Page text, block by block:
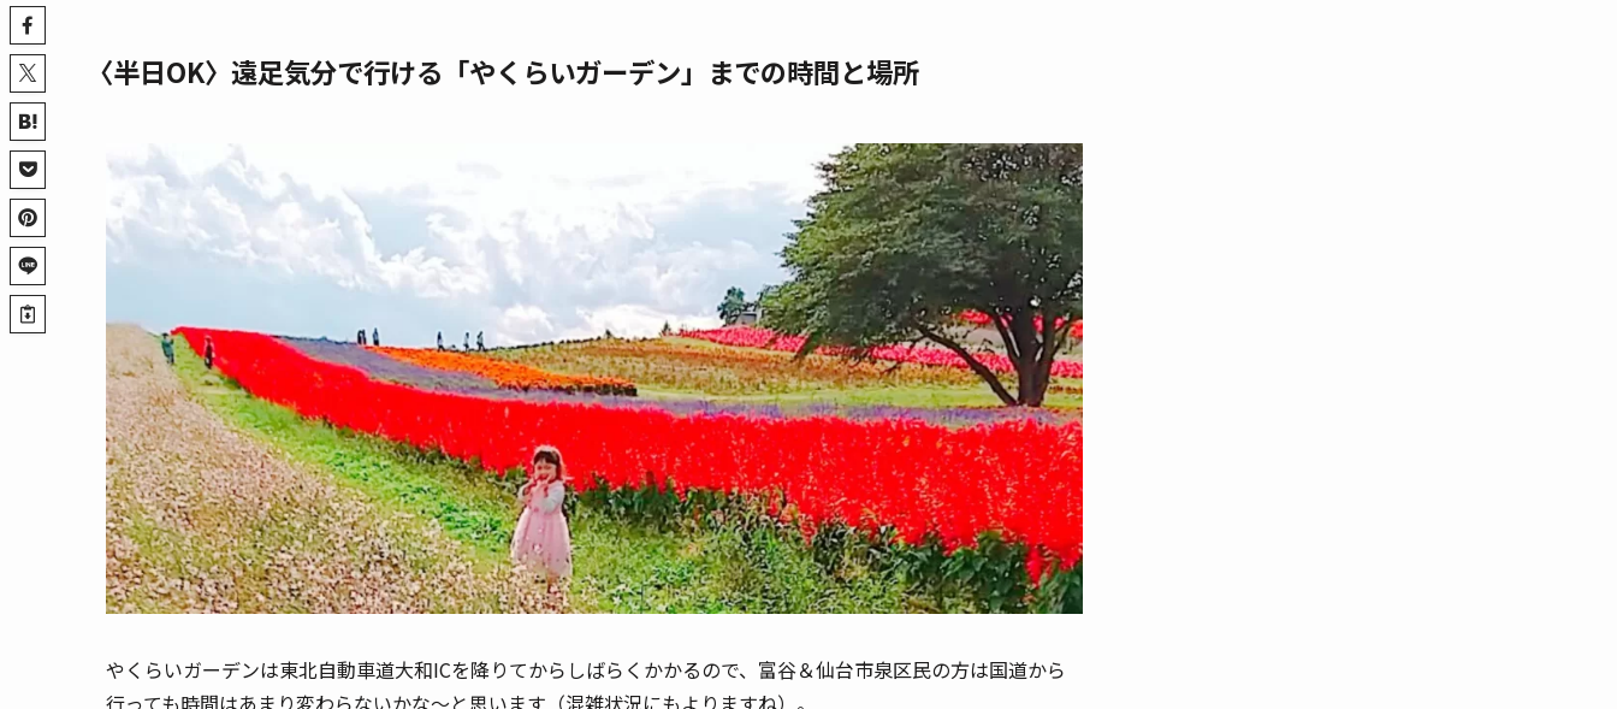
〈半日OK〉遠足気分で行ける「やくらいガーデン」までの時間と場所
やくらいガーデンは東北自動車道大和ICを降りてからしばらくかかるので、富谷＆仙台市泉区民の方は国道から
行っても時間はあまり変わらないかな～と思います（混雑状況にもよりますね）。